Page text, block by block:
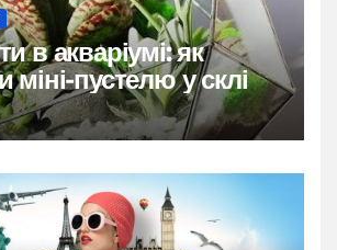
в акваріумі: як
міні-пустелю у склі